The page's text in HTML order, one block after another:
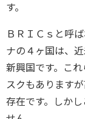
す。
ＢＲＩＣｓと呼
ナの４ヶ国は、
新興国です。こ
スクもあります
存在です。しか